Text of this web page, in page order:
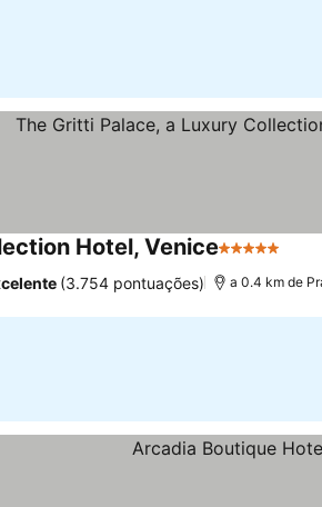
Hotel, Venice5 Estrelas
(3.754 pontuações) a 0.4 km de